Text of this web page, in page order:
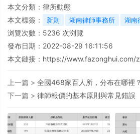
本文分類： 律所動態
本文標簽：
新則 湖南律師事務所 湖南
浏覽次數： 5236 次浏覽
發布日期：2022-08-29 16:11:56
本文鏈接： https://www.fazonghui.com/
上一篇 > 全國468家百人所，分布在哪裡
下一篇 > 律師報價的基本原則與常見錯誤